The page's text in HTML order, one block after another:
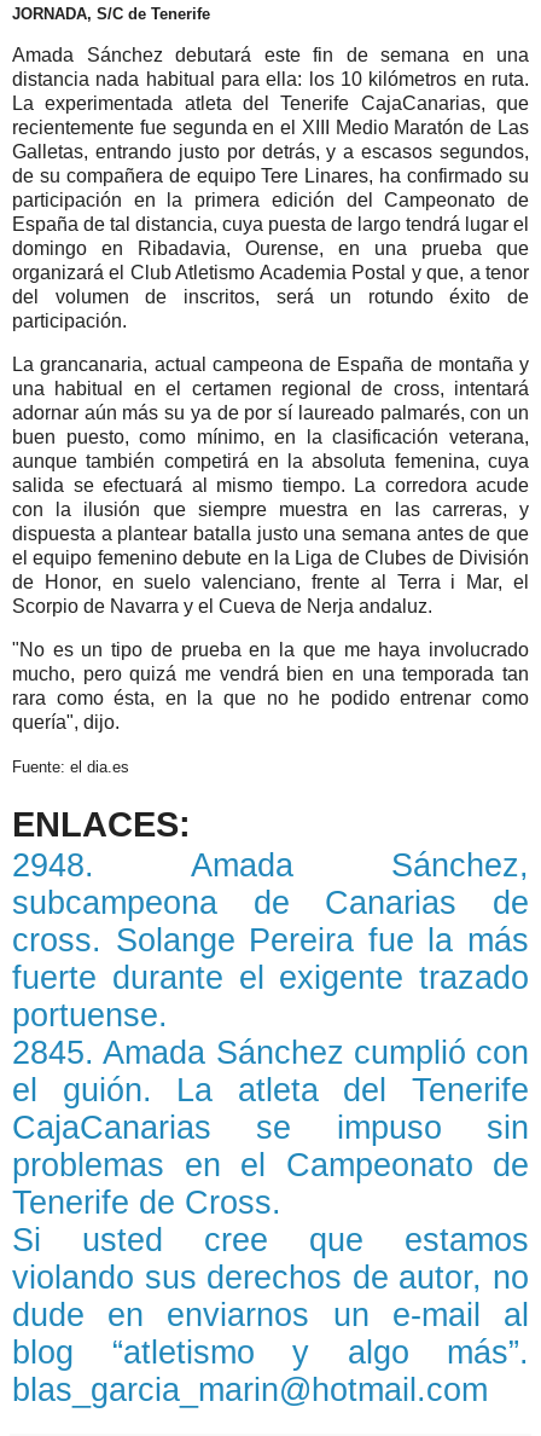
JORNADA, S/C de Tenerife
Amada Sánchez debutará este fin de semana en una
distancia nada habitual para ella: los 10 kilómetros en ruta.
La experimentada atleta del Tenerife CajaCanarias, que
recientemente fue segunda en el XIII Medio Maratón de Las
Galletas, entrando justo por detrás, y a escasos segundos,
de su compañera de equipo Tere Linares, ha confirmado su
participación en la primera edición del Campeonato de
España de tal distancia, cuya puesta de largo tendrá lugar el
domingo en Ribadavia, Ourense, en una prueba que
organizará el Club Atletismo Academia Postal y que, a tenor
del volumen de inscritos, será un rotundo éxito de
participación.
La grancanaria, actual campeona de España de montaña y
una habitual en el certamen regional de cross, intentará
adornar aún más su ya de por sí laureado palmarés, con un
buen puesto, como mínimo, en la clasificación veterana,
aunque también competirá en la absoluta femenina, cuya
salida se efectuará al mismo tiempo. La corredora acude
con la ilusión que siempre muestra en las carreras, y
dispuesta a plantear batalla justo una semana antes de que
el equipo femenino debute en la Liga de Clubes de División
de Honor, en suelo valenciano, frente al Terra i Mar, el
Scorpio de Navarra y el Cueva de Nerja andaluz.
"No es un tipo de prueba en la que me haya involucrado
mucho, pero quizá me vendrá bien en una temporada tan
rara como ésta, en la que no he podido entrenar como
quería", dijo.
Fuente: el dia.es
ENLACES:
2948. Amada Sánchez,
subcampeona de Canarias de
cross. Solange Pereira fue la más
fuerte durante el exigente trazado
portuense.
2845. Amada Sánchez cumplió con
el guión. La atleta del Tenerife
CajaCanarias se impuso sin
problemas en el Campeonato de
Tenerife de Cross.
Si usted cree que estamos
violando sus derechos de autor, no
dude en enviarnos un e-mail al
blog “atletismo y algo más”.
blas_garcia_marin@hotmail.com